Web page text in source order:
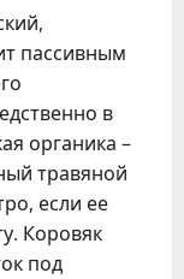
пассивным
в
органика –
травяной
если ее
Коровяк
под